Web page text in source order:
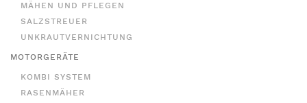
MÄHEN UND PFLEGEN
SALZSTREUER
UNKRAUTVERNICHTUNG
MOTORGERÄTE
KOMBI SYSTEM
RASENMÄHER